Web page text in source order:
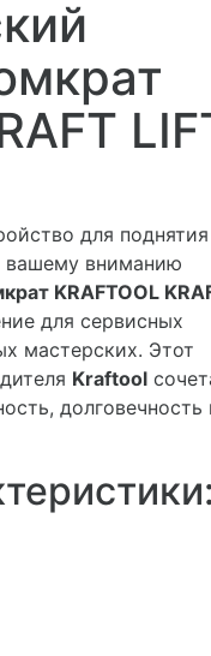
для поднятия
вашему вниманию
KRAFTOOL
для сервисных
мастерских. Этот
Kraftool
долговечность